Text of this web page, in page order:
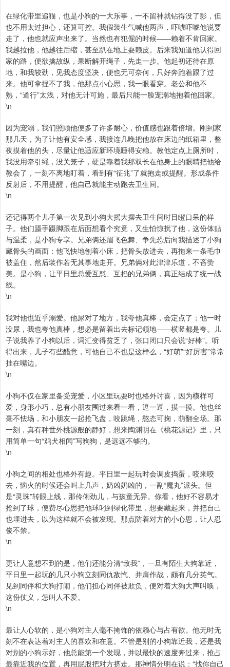
在绿化带里追猫，也是小狗的一大乐事，一不留神就钻得没了影，但
也不用太过担心，还算可控。我假装生气喊他两声，吓唬吓唬他说要
走了，他也就应声出来了。当然也有犯倔的时候——赖着不肯回家。
我越拉他，他越往后缩，甚至趴在地上耍赖皮。后来我知道他认得回
家的路，便欲擒故纵，果断解开绳子，先走一步。他起初还待在原
地，和我较劲，见我态度坚决，便也无可奈何，只好奔跑着跟了过
来。他可拿捏不了我，他那点小心思，我一眼看穿。老公和他不
熟，“道行”太浅，对他无计可施，最后只能一脸宠溺地抱着他回家。
\n
因为宠溺，我们照顾他便多了许多耐心，价值感也跟着倍增。刚到家
那几天，为了让他有安全感，我接连几晚把他放在床边的纸箱里，整
夜摸着他的头，尽量让他适应新环境睡得安稳。教他定点上厕所时，
我没用牵引绳，没关笼子，硬是靠着我那双长在他身上的眼睛把他给
教会了，一刻不离地盯着，看到有“征兆”了就抱走或提醒。形成条件
反射后，不用提醒，他自己就能主动跑去卫生间。
\n
还记得两个儿子第一次见到小狗大摇大摆去卫生间时目瞪口呆的样
子。他们蹑手蹑脚跟在后面想看个究竟，又生怕惊扰了他，这份体贴
与温柔，是小狗专享。兄弟俩还眉飞色舞、争先恐后向我描述了小狗
藏骨头的画面：他飞快地刨着小床，把骨头放进去，再拖来一条毛巾
被盖住，然后装作若无其事地走开。兄弟俩对此津津乐道，不吝赞
美。是小狗，让平日里总爱互怼、互掐的兄弟俩，真正结成了统一战
线。
\n
我对他也近乎溺爱。他尿对了地方，我夸他真棒，会定点了；他一时
没尿，我也夸他真棒，想必是留着出去标记领地——横竖都是夸。儿
子说我养了小狗以后，词汇变得贫乏了，张口闭口只会说“好棒”。听
得出来，儿子有些醋意，可他自己不也是这样么，“好萌”“好厉害”常常
挂在嘴边。
\n
小狗不仅在家里备受宠爱，小区里玩耍时也格外讨喜，因为模样可
爱，身形小巧，总有小朋友围过来看一看，逗一逗，摸一摸。他也丝
毫不怯场，和小朋友一起抢飞盘，咬跳绳，憨态可掬，萌翻全场。那
一刻，真有种世外桃源般的静好，想来陶渊明在《桃花源记》里，只
用简单一句“鸡犬相闻”写狗狗，是远远不够的。
\n
小狗之间的相处也格外有趣。平日里一起玩时会调皮捣蛋，咬来咬
去，恼火的时候还会叫上几声，奶凶奶凶的，一副“魔丸”派头。但
是“灵珠”转眼上线，那伶俐劲儿，与孩童无异。你看，他好不容易才
抢到了球，便费尽心思把他球叼到绿化带里，想要藏起来，并把自己
也埋进去，以为这样就不会被发现。那点防着对方的小心思，让人忍
俊不禁。
\n
更让人意想不到的是，他们还能分清“敌我”，一旦有陌生大狗靠近，
平日里一起玩的几只小狗立刻同仇敌忾、并肩作战，颇有几分英气。
见到同伴和大狗打闹，他们担心同伴被欺负，便对着大狗大声叫唤，
这份仗义，怎叫人不爱。
\n
最让人心软的，是小狗对主人毫不掩饰的依赖心与占有欲。他无时无
刻不在表达着对主人的喜欢和在意。不管是别的小狗靠近我，还是我
对别的小狗示好，他总能第一个发现，并以最快的速度奔过来，抢占
最靠近我的位置，再用屁股把对方挤走。那神情分明在说：“找你自己